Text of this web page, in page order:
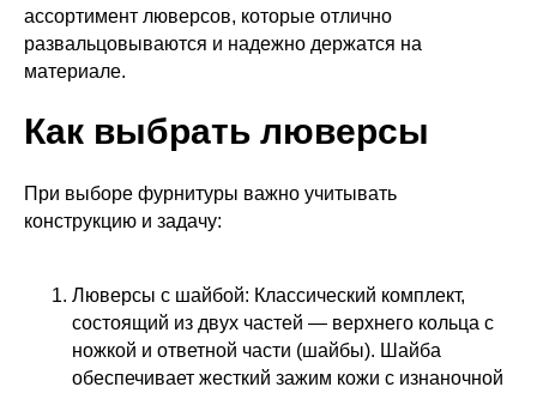
ассортимент люверсов, которые отлично
развальцовываются и надежно держатся на
материале.
Как выбрать люверсы
При выборе фурнитуры важно учитывать
конструкцию и задачу:
Люверсы с шайбой: Классический комплект,
состоящий из двух частей — верхнего кольца с
ножкой и ответной части (шайбы). Шайба
обеспечивает жесткий зажим кожи с изнаночной